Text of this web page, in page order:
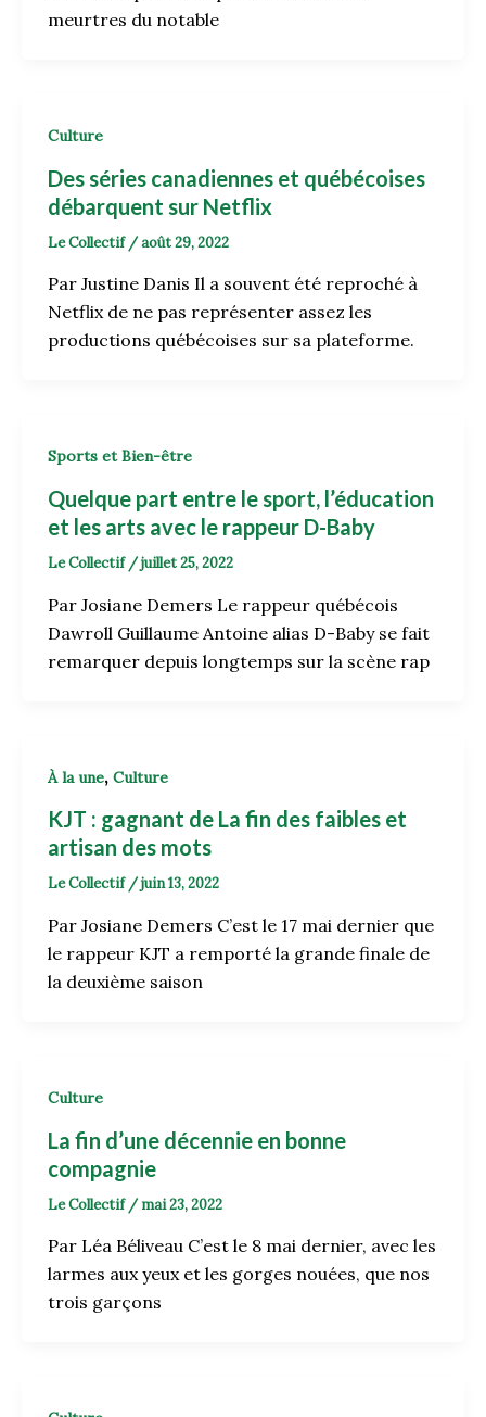
meurtres du notable
Culture
Des séries canadiennes et québécoises
débarquent sur Netflix
Le Collectif /août 29, 2022
Par Justine Danis Il a souvent été reproché à
Netflix de ne pas représenter assez les
productions québécoises sur sa plateforme.
Sports et Bien-être
Quelque part entre le sport, l’éducation
et les arts avec le rappeur D-Baby
Le Collectif /juillet 25, 2022
Par Josiane Demers Le rappeur québécois
Dawroll Guillaume Antoine alias D-Baby se fait
remarquer depuis longtemps sur la scène rap
À la une, Culture
KJT : gagnant de La fin des faibles et
artisan des mots
Le Collectif /juin 13, 2022
Par Josiane Demers C’est le 17 mai dernier que
le rappeur KJT a remporté la grande finale de
la deuxième saison
Culture
La fin d’une décennie en bonne
compagnie
Le Collectif / mai 23, 2022
Par Léa Béliveau C’est le 8 mai dernier, avec les
larmes aux yeux et les gorges nouées, que nos
trois garçons